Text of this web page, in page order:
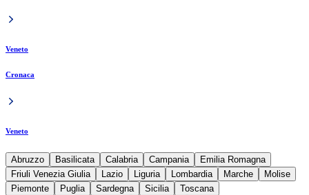
Veneto
Cronaca
Veneto
Abruzzo Basilicata Calabria Campania
Emilia Romagna
Friuli Venezia Giulia
Lazio Liguria Lombardia Marche
Molise
Piemonte
Puglia Sardegna Sicilia
Toscana